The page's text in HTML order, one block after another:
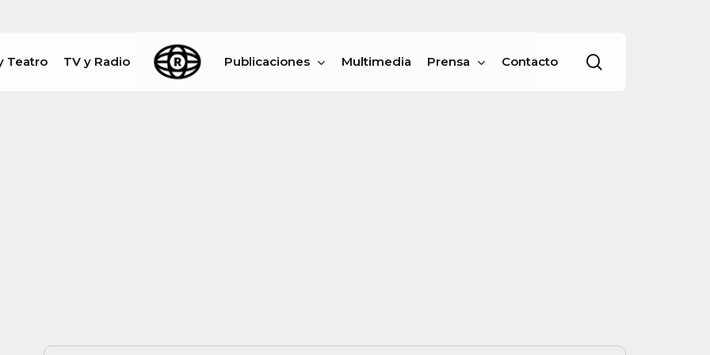
Teatro TV y Radio Publicaciones Multimedia Prensa Contacto